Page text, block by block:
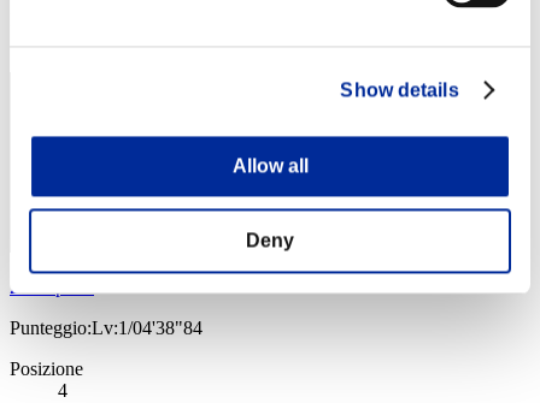
Show details
Allow all
Deny
3
ZaraSpook
Punteggio:Lv:1/04'38"84
Posizione
4